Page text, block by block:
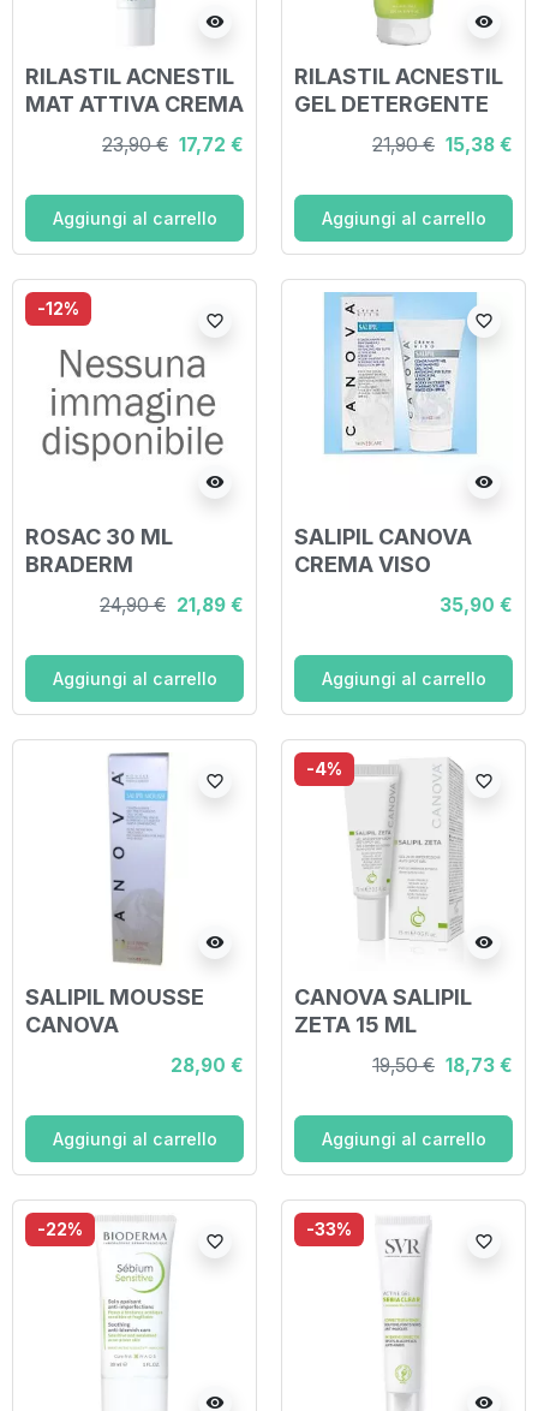
visibility
RILASTIL ACNESTIL
MAT ATTIVA CREMA
IDRATANTE 40 ML
23,90 € 17,72 €
Aggiungi al carrello
visibility
RILASTIL ACNESTIL
GEL DETERGENTE
200 ML
21,90 € 15,38 €
Aggiungi al carrello
-12%
visibility
favorite_border
ROSAC 30 ML
BRADERM
24,90 € 21,89 €
Aggiungi al carrello
visibility
favorite_border
SALIPIL CANOVA
CREMA VISO
ANTIACNE 50 ML
35,90 €
Aggiungi al carrello
visibility
favorite_border
SALIPIL MOUSSE
CANOVA
VISO/CORPO 150 ML
28,90 €
Aggiungi al carrello
-4%
visibility
favorite_border
CANOVA SALIPIL
ZETA 15 ML
19,50 € 18,73 €
Aggiungi al carrello
-22%
visibility
favorite_border
-33%
visibility
favorite_border